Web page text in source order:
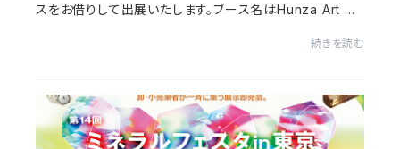
スをお借りして出展いたします。ブース名はHunza Art Mu
続きを読む